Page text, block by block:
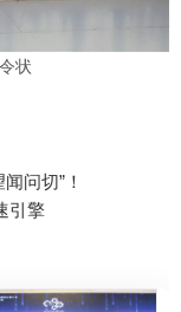
状
问切”！
引擎